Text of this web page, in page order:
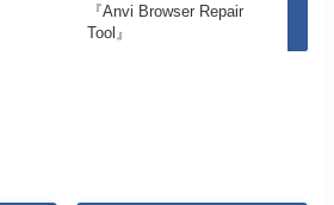
『Anvi Browser Repair
Tool』